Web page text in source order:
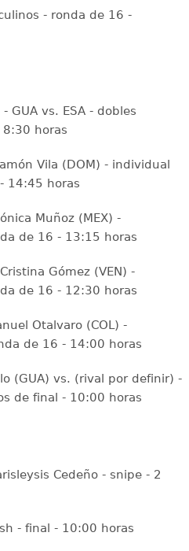
- ronda de 16 -
GUA vs. ESA - dobles
horas
Vila (DOM) - individual
14:45 horas
Muñoz (MEX) -
de 16 - 13:15 horas
Gómez (VEN) -
de 16 - 12:30 horas
Otalvaro (COL) -
de 16 - 14:00 horas
(GUA) vs. (rival por definir) -
de final - 10:00 horas
Cedeño - snipe - 2
- final - 10:00 horas